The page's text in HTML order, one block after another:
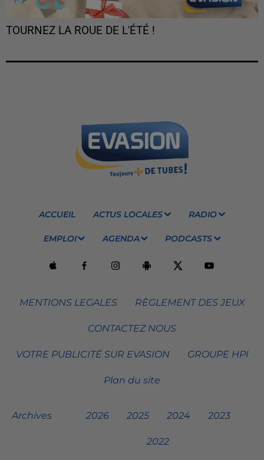
TOURNEZ LA ROUE DE L'ÉTÉ !
ACCUEIL ACTUS LOCALES RADIO
EMPLOI AGENDA PODCASTS
MENTIONS LEGALES RÈGLEMENT DES JEUX
CONTACTEZ NOUS
VOTRE PUBLICITÉ SUR EVASION GROUPE HPI
Plan du site
Archives 2026 2025 2024 2023
2022